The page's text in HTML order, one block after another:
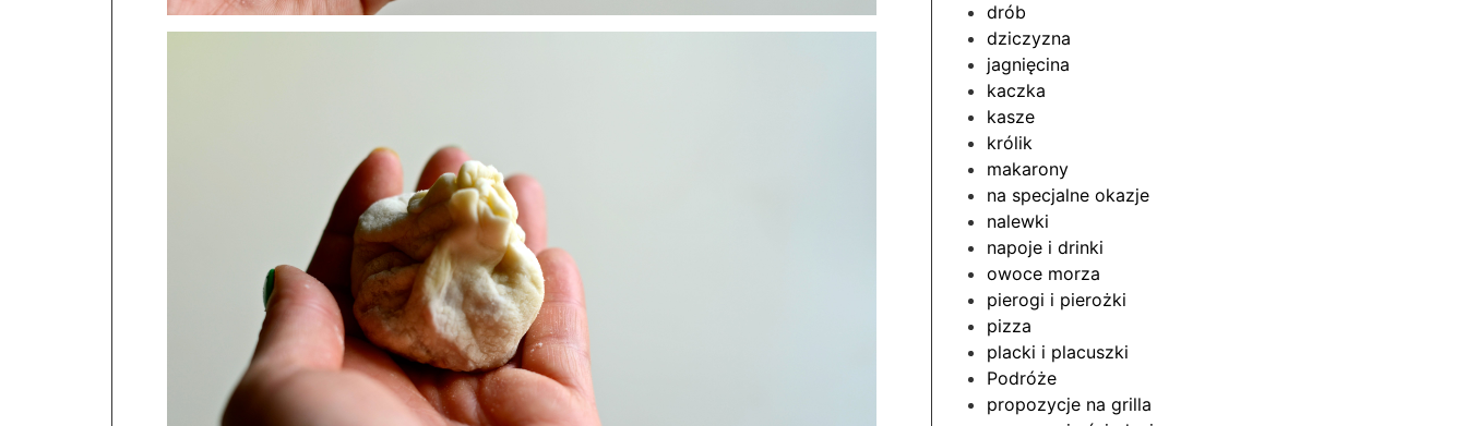
drób
dziczyzna
jagnięcina
kaczka
kasze
królik
makarony
na specjalne okazje
nalewki
napoje i drinki
owoce morza
pierogi i pierożki
pizza
placki i placuszki
Podróże
propozycje na grilla